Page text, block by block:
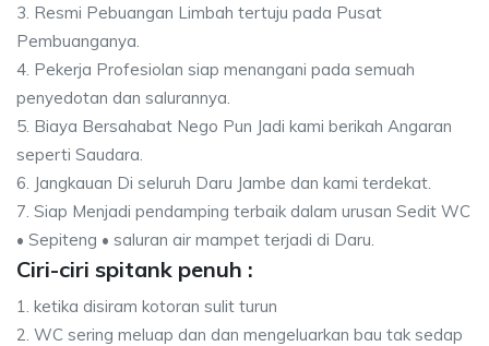
3. Resmi Pebuangan Limbah tertuju pada Pusat
Pembuanganya.
4. Pekerja Profesiolan siap menangani pada semuah
penyedotan dan salurannya.
5. Biaya Bersahabat Nego Pun Jadi kami berikah Angaran
seperti Saudara.
6. Jangkauan Di seluruh Daru Jambe dan kami terdekat.
7. Siap Menjadi pendamping terbaik dalam urusan Sedit WC
• Sepiteng • saluran air mampet terjadi di Daru.
Ciri-ciri spitank penuh :
1. ketika disiram kotoran sulit turun
2. WC sering meluap dan dan mengeluarkan bau tak sedap